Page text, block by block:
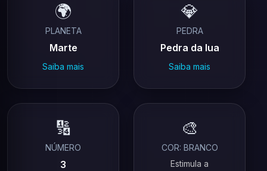
🌍
PLANETA
Marte
Saiba mais
💎
PEDRA
Pedra da lua
Saiba mais
🔢
NÚMERO
3
🎨
COR: BRANCO
Estimula a